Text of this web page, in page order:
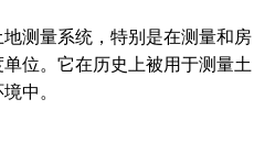
测量系统，特别是在测量和房
位。它在历史上被用于测量土
中。